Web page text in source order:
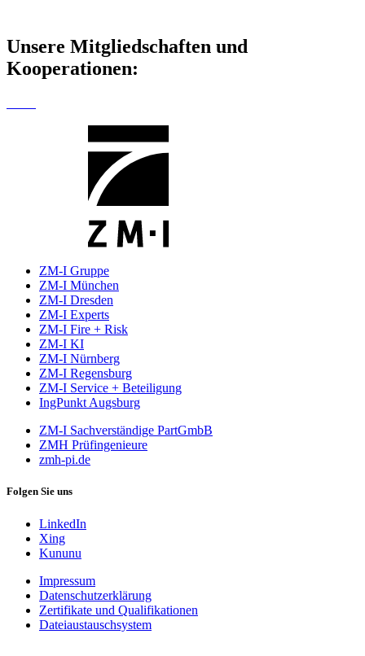
Unsere Mitgliedschaften und
Kooperationen:
ZM-I Gruppe
ZM-I München
ZM-I Dresden
ZM-I Experts
ZM-I Fire + Risk
ZM-I KI
ZM-I Nürnberg
ZM-I Regensburg
ZM-I Service + Beteiligung
IngPunkt Augsburg
ZM-I Sachverständige PartGmbB
ZMH Prüfingenieure
zmh-pi.de
Folgen Sie uns
LinkedIn
Xing
Kununu
Impressum
Datenschutzerklärung
Zertifikate und Qualifikationen
Dateiaustauschsystem